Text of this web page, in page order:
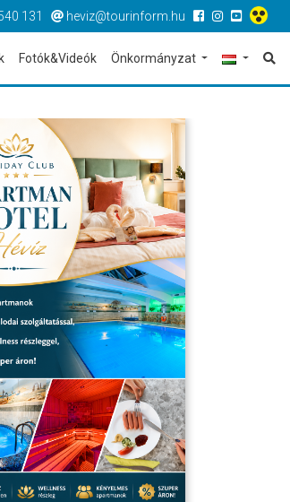
131 heviz@tourinform.hu
Fotók&Videók Önkormányzat